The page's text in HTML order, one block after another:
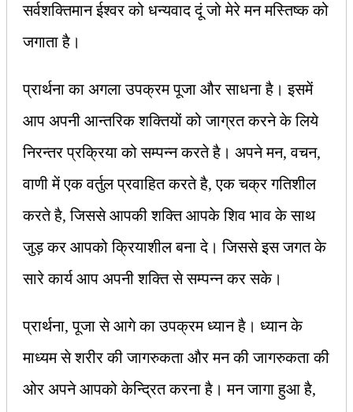
सर्वशक्तिमान ईश्‍वर को धन्यवाद दूं जो मेरे मन मस्तिष्क को
जगाता है।
प्रार्थना का अगला उपक्रम पूजा और साधना है। इसमें
आप अपनी आन्तरिक शक्तियों को जाग्रत करने के लिये
निरन्तर प्रक्रिया को सम्पन्न करते है। अपने मन, वचन,
वाणी में एक वर्तुल प्रवाहित करते है, एक चक्र गतिशील
करते है, जिससे आपकी शक्ति आपके शिव भाव के साथ
जुड़ कर आपको क्रियाशील बना दे। जिससे इस जगत के
सारे कार्य आप अपनी शक्ति से सम्पन्न कर सके।
प्रार्थना, पूजा से आगे का उपक्रम ध्यान है। ध्यान के
माध्यम से शरीर की जागरुकता और मन की जागरुकता की
ओर अपने आपको केन्द्रित करना है। मन जागा हुआ है,